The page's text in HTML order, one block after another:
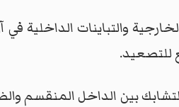
والتباينات الداخلية في آن
للتصعيد.
بين الداخل المنقسم